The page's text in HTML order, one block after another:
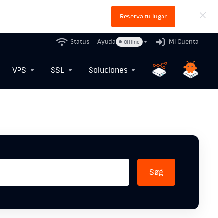
Reserva tu lugar
Status Ayuda Offline Mi Cuenta
VPS SSL Soluciones
Søg